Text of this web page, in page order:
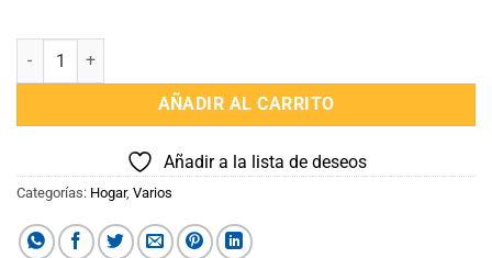
Arbol de la Vida Mediano cantidad
AÑADIR AL CARRITO
Añadir a la lista de deseos
Categorías: Hogar, Varios